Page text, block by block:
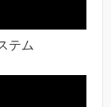
テム